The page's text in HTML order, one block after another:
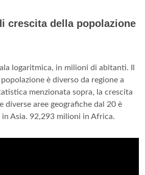
crescita della popolazione
logaritmica, in milioni di abitanti. Il
è diverso da regione a
menzionata sopra, la crescita
diverse aree geografiche dal 20 è
Asia. 92,293 milioni in Africa.